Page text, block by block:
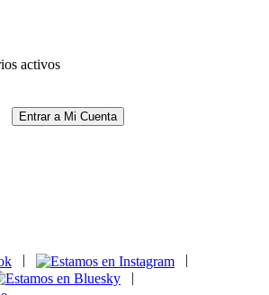
activos
Entrar a Mi Cuenta
|
|
|